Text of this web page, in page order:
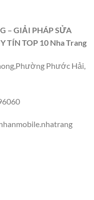
– GIẢI PHÁP SỬA
TÍN TOP 10 Nha Trang
Phước Hải,